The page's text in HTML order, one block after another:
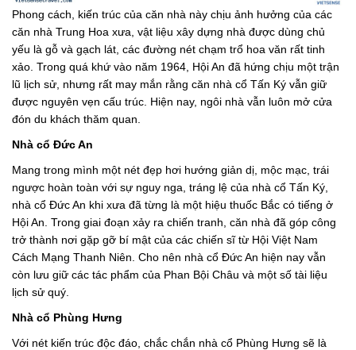
Phong cách, kiến trúc của căn nhà này chịu ảnh hưởng của các
căn nhà Trung Hoa xưa, vật liệu xây dựng nhà được dùng chủ
yếu là gỗ và gạch lát, các đường nét chạm trổ hoa văn rất tinh
xảo. Trong quá khứ vào năm 1964, Hội An đã hứng chịu một trận
lũ lịch sử, nhưng rất may mắn rằng căn nhà cổ Tấn Ký vẫn giữ
được nguyên vẹn cấu trúc. Hiện nay, ngôi nhà vẫn luôn mở cửa
đón du khách thăm quan.
Nhà cổ Đức An
Mang trong mình một nét đẹp hơi hướng giản dị, mộc mạc, trái
ngược hoàn toàn với sự nguy nga, tráng lệ của nhà cổ Tấn Ký,
nhà cổ Đức An khi xưa đã từng là một hiệu thuốc Bắc có tiếng ở
Hội An. Trong giai đoạn xảy ra chiến tranh, căn nhà đã góp công
trở thành nơi gặp gỡ bí mật của các chiến sĩ từ Hội Việt Nam
Cách Mạng Thanh Niên. Cho nên nhà cổ Đức An hiện nay vẫn
còn lưu giữ các tác phẩm của Phan Bội Châu và một số tài liệu
lịch sử quý.
Nhà cổ Phùng Hưng
Với nét kiến trúc độc đáo, chắc chắn nhà cổ Phùng Hưng sẽ là